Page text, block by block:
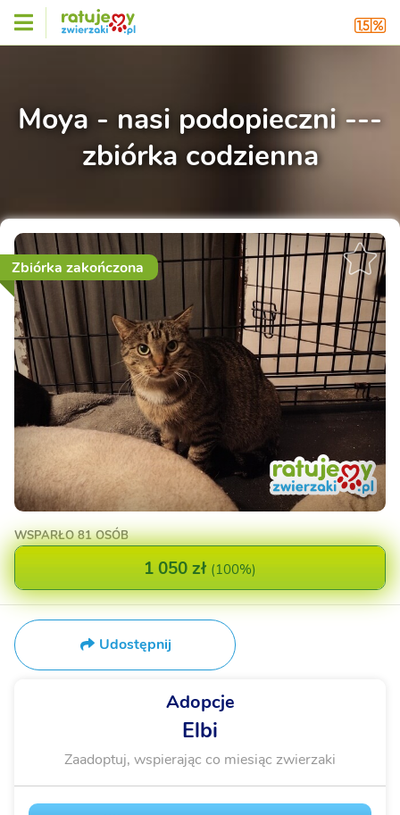
Moya - nasi podopieczni ---
zbiórka codzienna
Zbiórka zakończona
WSPARŁO81 OSÓB
1 050 zł (100%)
Udostępnij
Adopcje
Elbi
Zaadoptuj, wspierając co miesiąc zwierzaki